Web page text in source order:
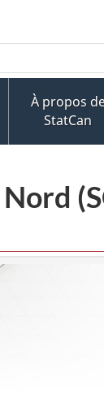
À propos
StatCan